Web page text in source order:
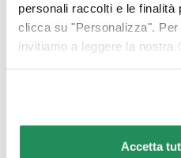
personali raccolti e le finalità
clicca su "Personalizza".
invitiamo a leggere la nostra
Accetta
Ποιο είναι